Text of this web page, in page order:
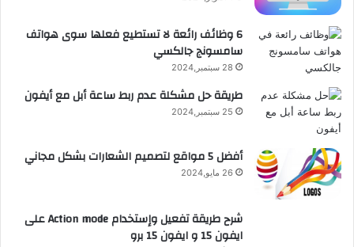
6 وظائف رائعة لا تستطيع فعلها سوى هواتف
سامسونج جالكسي
28 سبتمبر,2024
طريقة حل مشكلة عدم ربط ساعة أبل مع أيفون
25 سبتمبر,2024
أفضل 5 مواقع لتصميم الشعارات بشكل مجاني
26 مايو,2024
شرح طريقة تفعيل وإستخدام Action mode على
ايفون 15 و ايفون 15 برو